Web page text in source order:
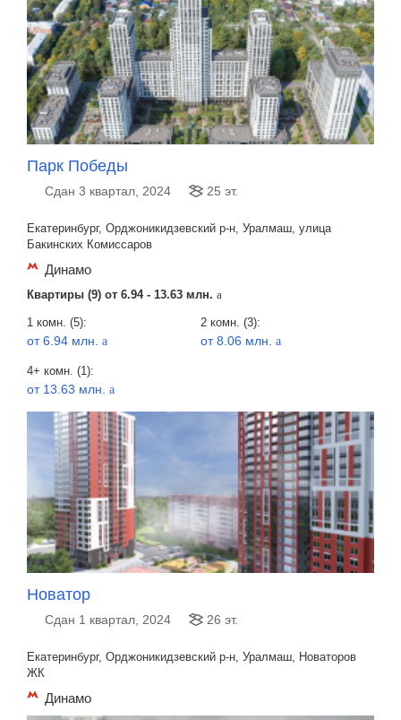
Парк Победы
Сдан 3 квартал, 2024 25 эт.
Екатеринбург, Орджоникидзевский р-н, Уралмаш, улица
Бакинских Комиссаров
Динамо
Квартиры (9) от 6.94 - 13.63 млн. a
1 комн. (5):
от 6.94 млн. a
2 комн. (3):
от 8.06 млн. a
4+ комн. (1):
от 13.63 млн. a
Новатор
Сдан 1 квартал, 2024 26 эт.
Екатеринбург, Орджоникидзевский р-н, Уралмаш, Новаторов
ЖК
Динамо